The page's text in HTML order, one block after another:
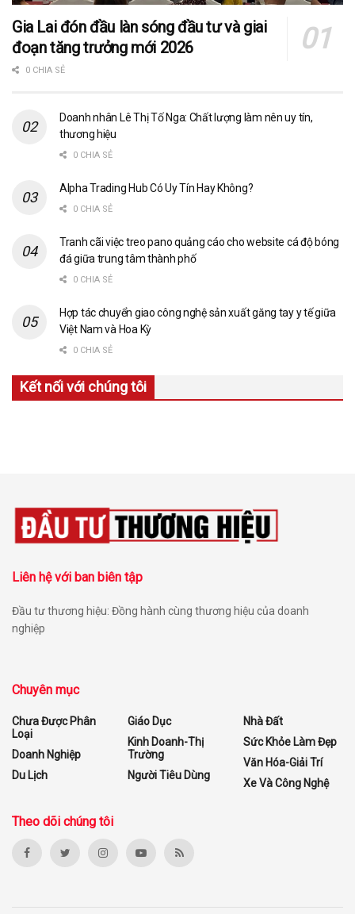
Gia Lai đón đầu làn sóng đầu tư và giai
đoạn tăng trưởng mới 2026
0 CHIA SẺ
Doanh nhân Lê Thị Tố Nga: Chất lượng làm nên uy tín,
thương hiệu
0 CHIA SẺ
Alpha Trading Hub Có Uy Tín Hay Không?
0 CHIA SẺ
Tranh cãi việc treo pano quảng cáo cho website cá độ bóng
đá giữa trung tâm thành phố
0 CHIA SẺ
Hợp tác chuyển giao công nghệ sản xuất găng tay y tế giữa
Việt Nam và Hoa Kỳ
0 CHIA SẺ
Kết nối với chúng tôi
Liên hệ với ban biên tập
Đầu tư thương hiệu: Đồng hành cùng thương hiệu của doanh
nghiệp
Chuyên mục
Chưa Được Phân
Loại
Doanh Nghiệp
Du Lịch
Giáo Dục
Kinh Doanh-Thị
Trường
Người Tiêu Dùng
Nhà Đất
Sức Khỏe Làm Đẹp
Văn Hóa-Giải Trí
Xe Và Công Nghệ
Theo dõi chúng tôi